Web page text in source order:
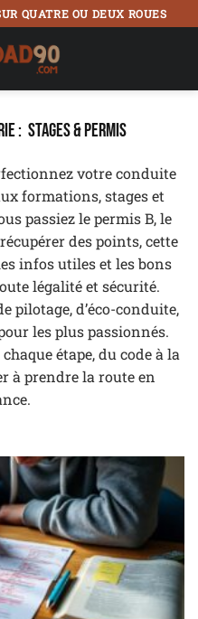
QUATRE OU DEUX ROUES
STAGES & PERMIS
votre conduite
formations, stages et
passiez le permis B, le
des points, cette
infos utiles et les bons
légalité et sécurité.
pilotage, d’éco-conduite,
les plus passionnés.
étape, du code à la
à prendre la route en